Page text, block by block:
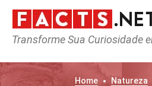
Transforme Sua Curiosidade
Home Natureza